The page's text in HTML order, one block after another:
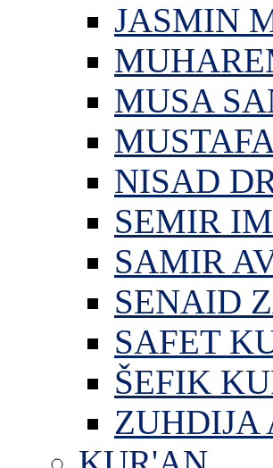
JASMIN
MUSA
NISAD
SEMIR
SAMIR
SENAID
SAFET
ŠEFIK
ZUHDIJA